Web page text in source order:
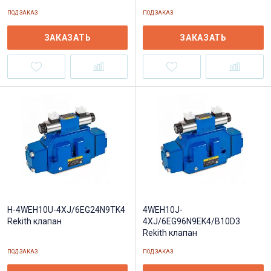
ПОД ЗАКАЗ
ЗАКАЗАТЬ
ПОД ЗАКАЗ
ЗАКАЗАТЬ
H-4WEH10U-4XJ/6EG24N9TK4
Rekith клапан
ПОД ЗАКАЗ
4WEH10J-
4XJ/6EG96N9EK4/B10D3
Rekith клапан
ПОД ЗАКАЗ